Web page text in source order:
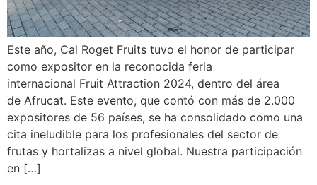
Este año, Cal Roget Fruits tuvo el honor de participar
como expositor en la reconocida feria
internacional Fruit Attraction 2024, dentro del área
de Afrucat. Este evento, que contó con más de 2.000
expositores de 56 países, se ha consolidado como una
cita ineludible para los profesionales del sector de
frutas y hortalizas a nivel global. Nuestra participación
en […]